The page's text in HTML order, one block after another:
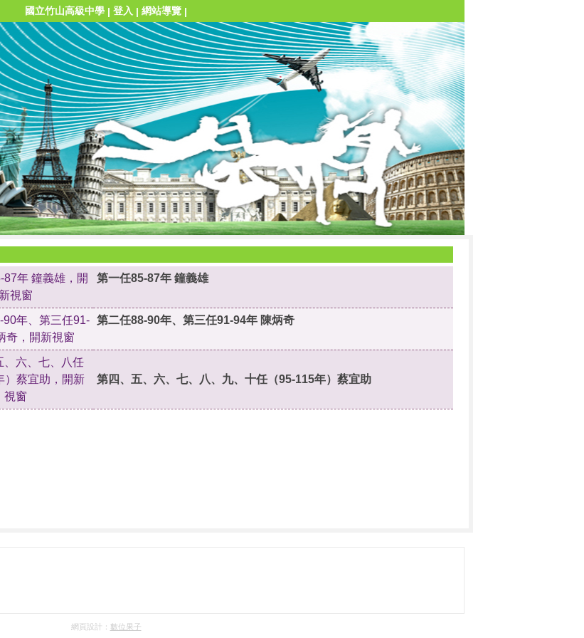
國立竹山高級中學 | 登入 | 網站導覽 |
第一任85-87年 鐘義雄
第二任88-90年、第三任91-94年 陳炳奇
第四、五、六、七、八、九、十任（95-115年）蔡宜助
網頁設計： 數位果子